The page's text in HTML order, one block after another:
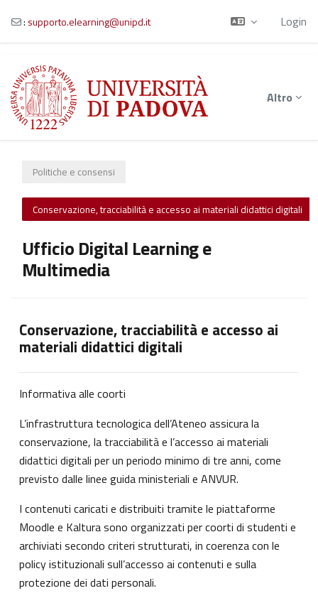
Vai al contenuto principale
: supporto.elearning@unipd.it Login
Altro
Politiche e consensi
Conservazione, tracciabilità e accesso ai materiali didattici digitali
Ufficio Digital Learning e
Multimedia
Conservazione, tracciabilità e accesso ai
materiali didattici digitali
Informativa alle coorti
L’infrastruttura tecnologica dell’Ateneo assicura la
conservazione, la tracciabilità e l’accesso ai materiali
didattici digitali per un periodo minimo di tre anni, come
previsto dalle linee guida ministeriali e ANVUR.
I contenuti caricati e distribuiti tramite le piattaforme
Moodle e Kaltura sono organizzati per coorti di studenti e
archiviati secondo criteri strutturati, in coerenza con le
policy istituzionali sull’accesso ai contenuti e sulla
protezione dei dati personali.